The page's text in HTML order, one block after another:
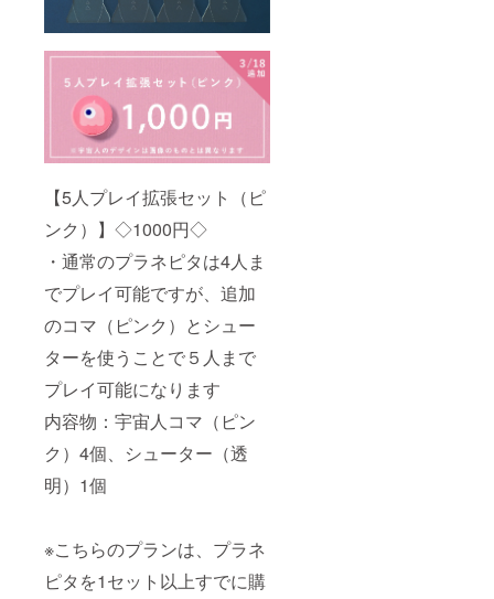
【5人プレイ拡張セット（ピ
ンク）】◇1000円◇
・通常のプラネピタは4人ま
でプレイ可能ですが、追加
のコマ（ピンク）とシュー
ターを使うことで５人まで
プレイ可能になります
内容物：宇宙人コマ（ピン
ク）4個、シューター（透
明）1個
※こちらのプランは、プラネ
ピタを1セット以上すでに購